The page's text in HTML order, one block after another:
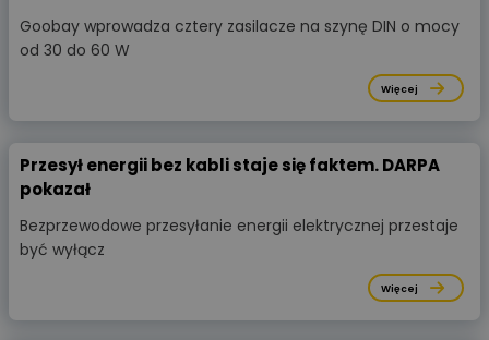
Goobay wprowadza cztery zasilacze na szynę DIN o mocy
od 30 do 60 W
Więcej
Przesył energii bez kabli staje się faktem. DARPA
pokazał
Bezprzewodowe przesyłanie energii elektrycznej przestaje
być wyłącz
Więcej